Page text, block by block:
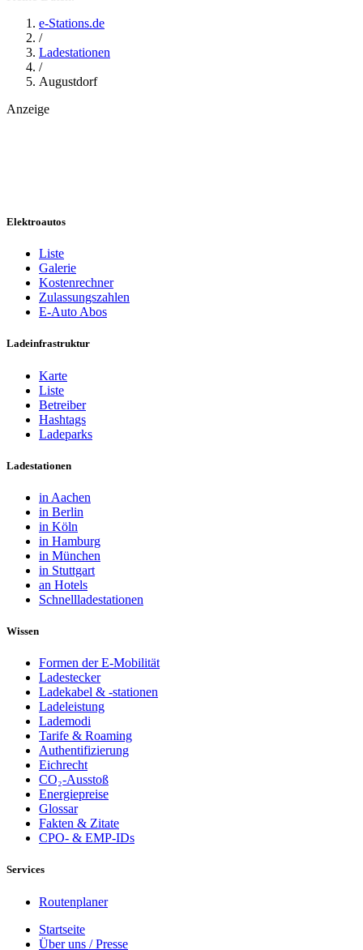
e-Stations.de
/
Ladestationen
/
Augustdorf
Anzeige
Elektroautos
Liste
Galerie
Kostenrechner
Zulassungszahlen
E-Auto Abos
Ladeinfrastruktur
Karte
Liste
Betreiber
Hashtags
Ladeparks
Ladestationen
in Aachen
in Berlin
in Köln
in Hamburg
in München
in Stuttgart
an Hotels
Schnellladestationen
Wissen
Formen der E-Mobilität
Ladestecker
Ladekabel & -stationen
Ladeleistung
Lademodi
Tarife & Roaming
Authentifizierung
Eichrecht
CO₂-Ausstoß
Energiepreise
Glossar
Fakten & Zitate
CPO- & EMP-IDs
Services
Routenplaner
Startseite
Über uns / Presse